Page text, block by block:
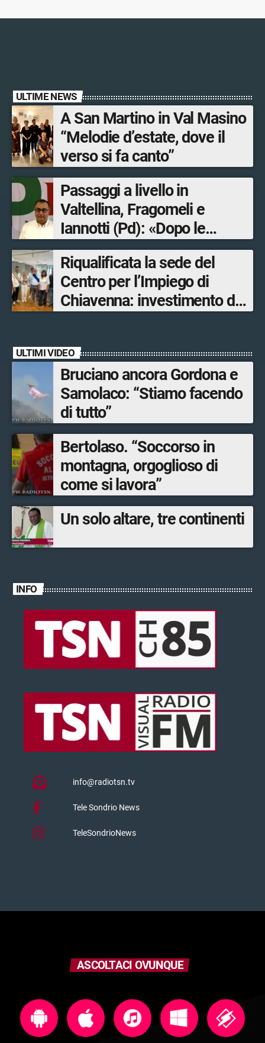
ULTIME NEWS
A San Martino in Val Masino
“Melodie d’estate, dove il
verso si fa canto”
Passaggi a livello in
Valtellina, Fragomeli e
Iannotti (Pd): «Dopo le
Olimpiadi solo un terzo delle
opere sostitutive sarà
ultimato entro il 2026»
Riqualificata la sede del
Centro per l’Impiego di
Chiavenna: investimento da
ULTIMI VIDEO
Bruciano ancora Gordona e
Samolaco: “Stiamo facendo
di tutto”
Bertolaso. “Soccorso in
montagna, orgoglioso di
come si lavora”
Un solo altare, tre continenti
INFO
info@radiotsn.tv
Tele Sondrio News
TeleSondrioNews
ASCOLTACI OVUNQUE